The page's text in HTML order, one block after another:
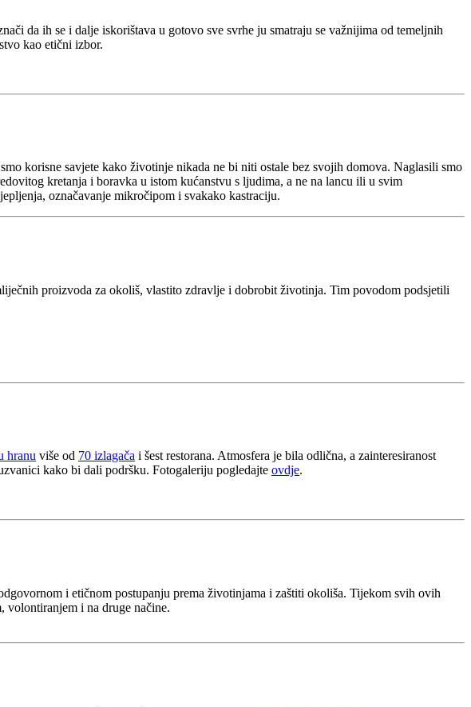
da ih se i dalje iskorištava u gotovo sve svrhe ju smatraju se važnijima od temeljnih
kao etični izbor.
korisne savjete kako životinje nikada ne bi niti ostale bez svojih domova. Naglasili smo
kretanja i boravka u istom kućanstvu s ljudima, a ne na lancu ili u svim
označavanje mikročipom i svakako kastraciju.
proizvoda za okoliš, vlastito zdravlje i dobrobit životinja. Tim povodom podsjetili
hranu više od 70 izlagača i šest restorana. Atmosfera je bila odlična, a zainteresiranost
kako bi dali podršku. Fotogaleriju pogledajte ovdje.
i etičnom postupanju prema životinjama i zaštiti okoliša. Tijekom svih ovih
volontiranjem i na druge načine.